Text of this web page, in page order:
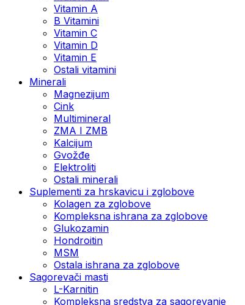
Vitamin A
B Vitamini
Vitamin C
Vitamin D
Vitamin E
Ostali vitamini
Minerali
Magnezijum
Cink
Multimineral
ZMA I ZMB
Kalcijum
Gvožđe
Elektroliti
Ostali minerali
Suplementi za hrskavicu i zglobove
Kolagen za zglobove
Kompleksna ishrana za zglobove
Glukozamin
Hondroitin
MSM
Ostala ishrana za zglobove
Sagorevači masti
L-Karnitin
Kompleksna sredstva za sagorevanje